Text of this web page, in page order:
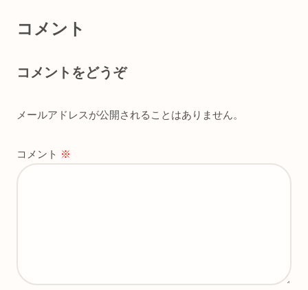
コメント
コメントをどうぞ
メールアドレスが公開されることはありません。
コメント ※